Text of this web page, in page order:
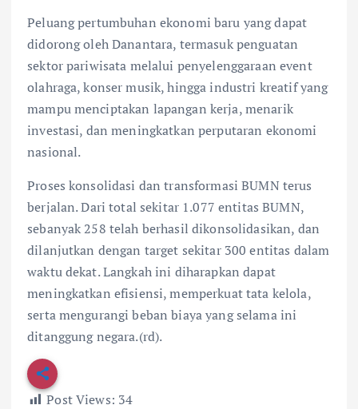
Peluang pertumbuhan ekonomi baru yang dapat
didorong oleh Danantara, termasuk penguatan
sektor pariwisata melalui penyelenggaraan event
olahraga, konser musik, hingga industri kreatif yang
mampu menciptakan lapangan kerja, menarik
investasi, dan meningkatkan perputaran ekonomi
nasional.
Proses konsolidasi dan transformasi BUMN terus
berjalan. Dari total sekitar 1.077 entitas BUMN,
sebanyak 258 telah berhasil dikonsolidasikan, dan
dilanjutkan dengan target sekitar 300 entitas dalam
waktu dekat. Langkah ini diharapkan dapat
meningkatkan efisiensi, memperkuat tata kelola,
serta mengurangi beban biaya yang selama ini
ditanggung negara.(rd).
Post Views: 34